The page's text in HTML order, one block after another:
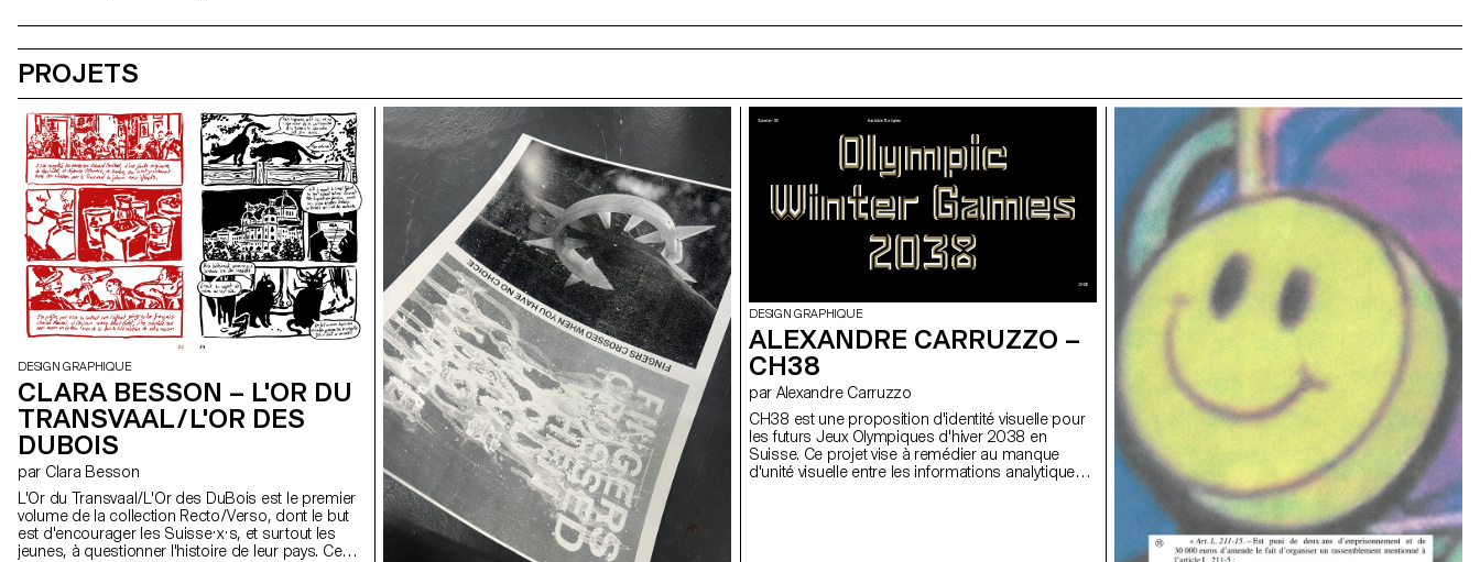
PROJETS
DESIGN GRAPHIQUE
CLARA BESSON – L'OR DU
TRANSVAAL / L'OR DES
DUBOIS
par Clara Besson
L'Or du Transvaal / L'Or des DuBois est le premier
volume de la collection Recto / Verso, dont le but
est d'encourager les Suisse·x·s, et surtout les
jeunes, à questionner l'histoire de leur pays. Ce
DESIGN GRAPHIQUE
ALEXANDRE CARRUZZO –
CH38
par Alexandre Carruzzo
CH38 est une proposition d'identité visuelle pour
les futurs Jeux Olympiques d'hiver 2038 en
Suisse. Ce projet vise à remédier au manque
d'unité visuelle entre les informations analytiques